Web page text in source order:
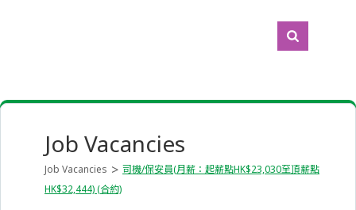
Job Vacancies
Job Vacancies
司機/保安員(月薪：起薪點HK$23,030至頂薪點
HK$32,444) (合約)